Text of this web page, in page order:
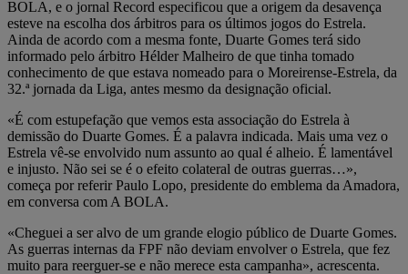
BOLA, e o jornal Record especificou que a origem da desavença
esteve na escolha dos árbitros para os últimos jogos do Estrela.
Ainda de acordo com a mesma fonte, Duarte Gomes terá sido
informado pelo árbitro Hélder Malheiro de que tinha tomado
conhecimento de que estava nomeado para o Moreirense-Estrela, da
32.ª jornada da Liga, antes mesmo da designação oficial.
«É com estupefação que vemos esta associação do Estrela à
demissão do Duarte Gomes. É a palavra indicada. Mais uma vez o
Estrela vê-se envolvido num assunto ao qual é alheio. É lamentável
e injusto. Não sei se é o efeito colateral de outras guerras…»,
começa por referir Paulo Lopo, presidente do emblema da Amadora,
em conversa com A BOLA.
«Cheguei a ser alvo de um grande elogio público de Duarte Gomes.
As guerras internas da FPF não deviam envolver o Estrela, que fez
muito para reerguer-se e não merece esta campanha», acrescenta.